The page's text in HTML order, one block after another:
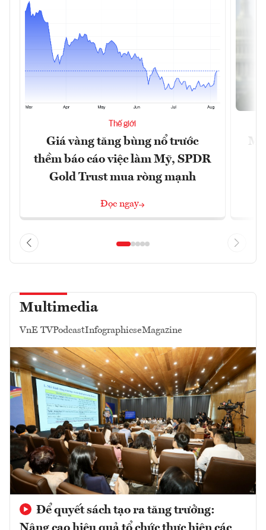
Thế giới
Giá vàng tăng bùng nổ trước
thềm báo cáo việc làm Mỹ, SPDR
Gold Trust mua ròng mạnh
Đọc ngay
Multimedia
VnE TVPodcastInfographicseMagazine
Để quyết sách tạo ra tăng trưởng: